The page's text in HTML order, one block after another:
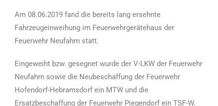
Am 08.06.2019 fand die bereits lang ersehnte
Fahrzeugeinweihung im Feuerwehrgerätehaus der
Feuerwehr Neufahrn statt.
Eingeweiht bzw. gesegnet wurde der V-LKW der Feuerwehr
Neufahrn sowie die Neubeschaffung der Feuerwehr
Hofendorf-Hebramsdorf ein MTW und die
Ersatzbeschaffung der Feuerwehr Piegendorf ein TSF-W.